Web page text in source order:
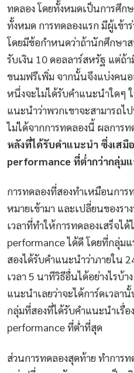
ทดลอง โดยทั้งหมดเป็นการศึก
ทั้งหมด การทดลองแรก มีผู้เข้า
โดยมีข้อกำหนดว่าถ้านักศึกษาส
รับเงิน 10 ดอลลาร์สหรัฐ แต่ถ้
ขนมฟรีเพิ่ม จากนั้นจึงแบ่งคน
หนึ่งจะไม่ได้รับคำแนะนำใดๆ
แนะนำว่าพวกเขาจะสามารถ
ไม่ได้จากการทดลองนี้ ผลการ
หลังที่ได้รับคำแนะนำ ซึ่งเสมื
performance ที่ต่ำกว่ากลุ่ม
การทดลองที่สองทำเหมือนกา
หมายเข้ามา และเปลี่ยนของร
เวลาที่ทำให้การทดลองเสร็จไ
performance ได้ดี โดยที่กลุ่ม
สองได้รับคำแนะนำว่าภายใน
เวลา 5 นาทีวิธีอื่นได้อย่างไรบ้
แนะนำเลยว่าจะได้การ์ดเวลา
กลุ่มที่สองที่ได้รับคำแนะนำเรื่อ
performance ที่ต่ำที่สุด
ส่วนการทดลองสุดท้าย ทำการ